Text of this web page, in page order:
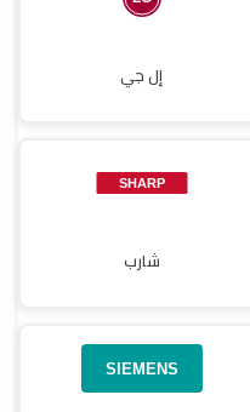
إل جي
شارب